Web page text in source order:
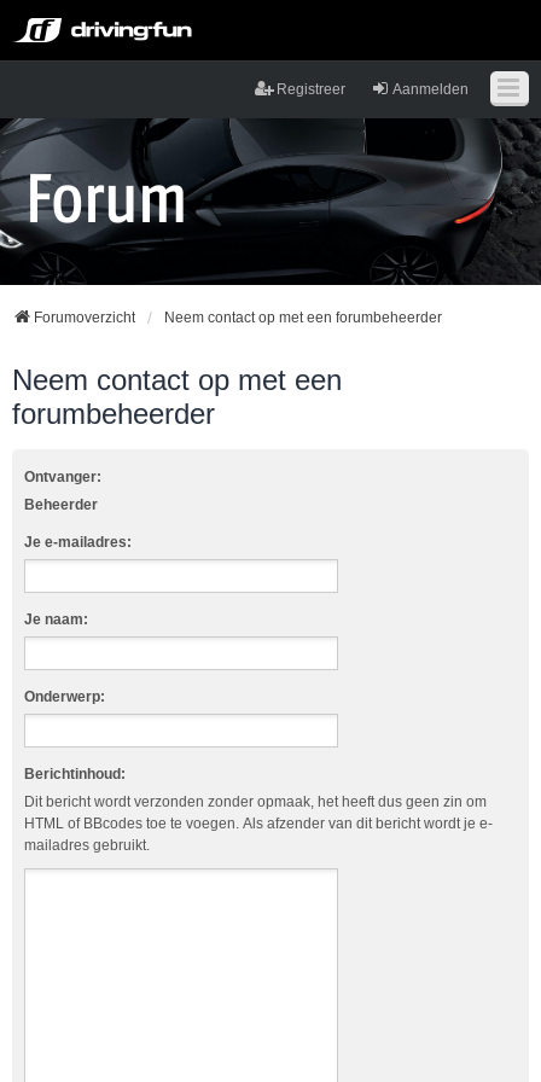
Aanmelden
Registreer
Forumoverzicht Neem contact op met een forumbeheerder
Neem contact op met een
forumbeheerder
Ontvanger:
Beheerder
Je e-mailadres:
Je naam:
Onderwerp:
Berichtinhoud:
Dit bericht wordt verzonden zonder opmaak, het heeft dus geen zin om
HTML of BBcodes toe te voegen. Als afzender van dit bericht wordt je e-
mailadres gebruikt.